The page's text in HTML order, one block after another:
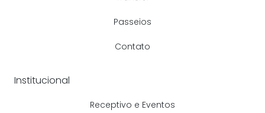
Institucional
Receptivo e Eventos
Passeios
Contato